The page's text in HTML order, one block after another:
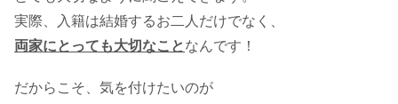
実際、入籍は結婚するお二人だけでなく、
両家にとっても大切なことなんです！
だからこそ、気を付けたいのが